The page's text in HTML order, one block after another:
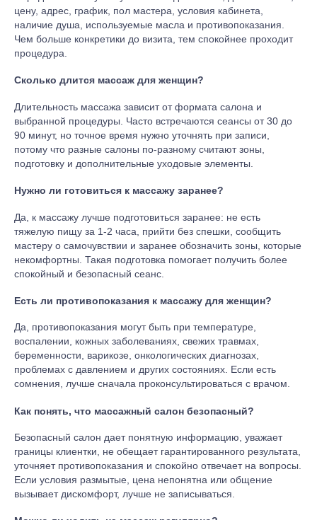
цену, адрес, график, пол мастера, условия кабинета,
наличие душа, используемые масла и противопоказания.
Чем больше конкретики до визита, тем спокойнее проходит
процедура.
Сколько длится массаж для женщин?
Длительность массажа зависит от формата салона и
выбранной процедуры. Часто встречаются сеансы от 30 до
90 минут, но точное время нужно уточнять при записи,
потому что разные салоны по-разному считают зоны,
подготовку и дополнительные уходовые элементы.
Нужно ли готовиться к массажу заранее?
Да, к массажу лучше подготовиться заранее: не есть
тяжелую пищу за 1-2 часа, прийти без спешки, сообщить
мастеру о самочувствии и заранее обозначить зоны, которые
некомфортны. Такая подготовка помогает получить более
спокойный и безопасный сеанс.
Есть ли противопоказания к массажу для женщин?
Да, противопоказания могут быть при температуре,
воспалении, кожных заболеваниях, свежих травмах,
беременности, варикозе, онкологических диагнозах,
проблемах с давлением и других состояниях. Если есть
сомнения, лучше сначала проконсультироваться с врачом.
Как понять, что массажный салон безопасный?
Безопасный салон дает понятную информацию, уважает
границы клиентки, не обещает гарантированного результата,
уточняет противопоказания и спокойно отвечает на вопросы.
Если условия размытые, цена непонятна или общение
вызывает дискомфорт, лучше не записываться.